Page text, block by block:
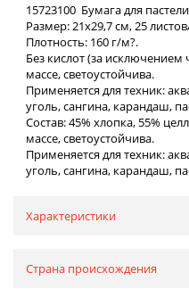
15723100 Бумага для
Размер: 21х29,7 см, 25
Плотность: 160 г/м?.
Без кислот (за
массе, светоустойчива.
Применяется для техник:
уголь, сангина, карандаш,
Состав: 45% хлопка, 55%
массе, светоустойчива.
Применяется для техник:
уголь, сангина, карандаш,
Характеристики
Страна происхождения